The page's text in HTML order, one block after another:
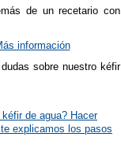
de un recetario con
información
sobre nuestro kéfir
de agua? Hacer
explicamos los pasos